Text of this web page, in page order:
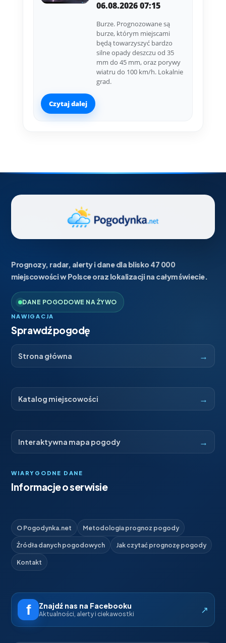
06.08.2026 07:15
Burze. Prognozowane są
burze, którym miejscami
będą towarzyszyć bardzo
silne opady deszczu od 35
mm do 45 mm, oraz porywy
wiatru do 100 km/h. Lokalnie
grad.
Czytaj dalej
Prognozy, radar, alerty i dane dla blisko 47 000
miejscowości w Polsce oraz lokalizacji na całym świecie.
DANE POGODOWE NA ŻYWO
NAWIGACJA
Sprawdź pogodę
Strona główna →
Katalog miejscowości →
Interaktywna mapa pogody →
WIARYGODNE DANE
Informacje o serwisie
O Pogodynka.net Metodologia prognoz pogody
Źródła danych pogodowych Jak czytać prognozę pogody
Kontakt
Znajdź nas na Facebooku
Aktualności, alerty i ciekawostki ↗